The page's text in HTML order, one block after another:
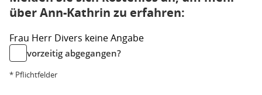
über Ann-Kathrin zu erfahren:
Frau Herr Divers keine Angabe
vorzeitig abgegangen?
* Pflichtfelder